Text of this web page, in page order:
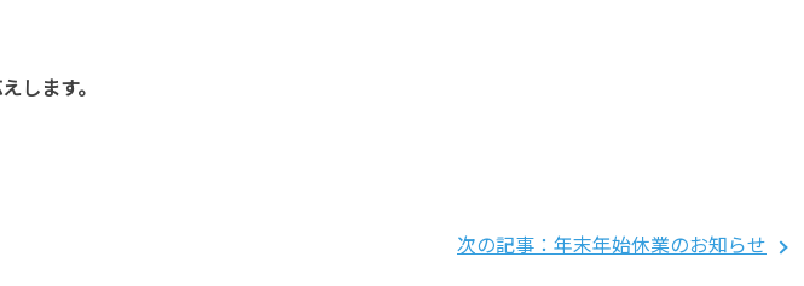
します。
次の記事：年末年始休業のお知らせ